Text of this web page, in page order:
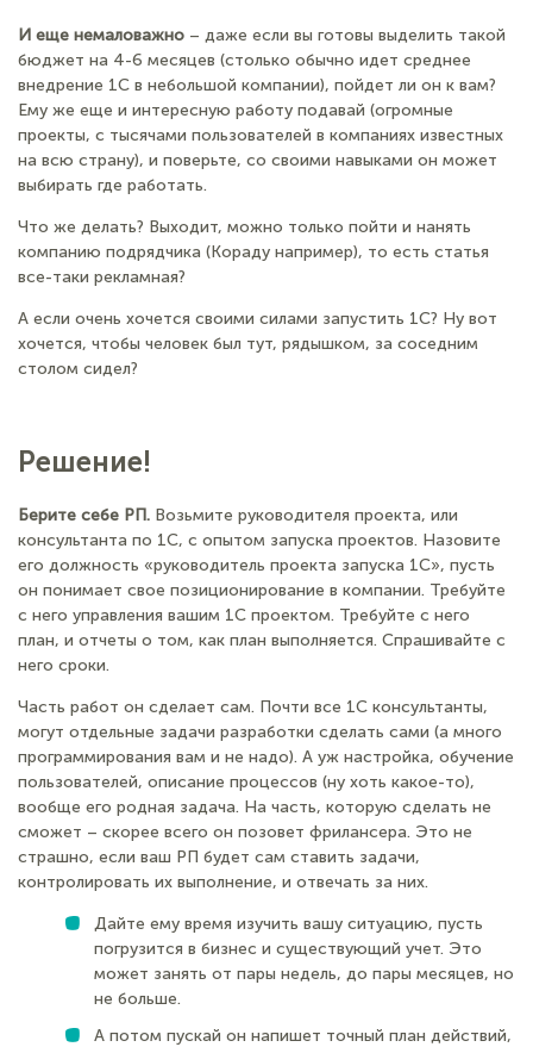
И еще немаловажно – даже если вы готовы выделить такой
бюджет на 4-6 месяцев (столько обычно идет среднее
внедрение 1С в небольшой компании), пойдет ли он к вам?
Ему же еще и интересную работу подавай (огромные
проекты, с тысячами пользователей в компаниях известных
на всю страну), и поверьте, со своими навыками он может
выбирать где работать.
Что же делать? Выходит, можно только пойти и нанять
компанию подрядчика (Кораду например), то есть статья
все-таки рекламная?
А если очень хочется своими силами запустить 1С? Ну вот
хочется, чтобы человек был тут, рядышком, за соседним
столом сидел?
Решение!
Берите себе РП. Возьмите руководителя проекта, или
консультанта по 1С, с опытом запуска проектов. Назовите
его должность «руководитель проекта запуска 1С», пусть
он понимает свое позиционирование в компании. Требуйте
с него управления вашим 1С проектом. Требуйте с него
план, и отчеты о том, как план выполняется. Спрашивайте с
него сроки.
Часть работ он сделает сам. Почти все 1С консультанты,
могут отдельные задачи разработки сделать сами (а много
программирования вам и не надо). А уж настройка, обучение
пользователей, описание процессов (ну хоть какое-то),
вообще его родная задача. На часть, которую сделать не
сможет – скорее всего он позовет фрилансера. Это не
страшно, если ваш РП будет сам ставить задачи,
контролировать их выполнение, и отвечать за них.
Дайте ему время изучить вашу ситуацию, пусть
погрузится в бизнес и существующий учет. Это
может занять от пары недель, до пары месяцев, но
не больше.
А потом пускай он напишет точный план действий,